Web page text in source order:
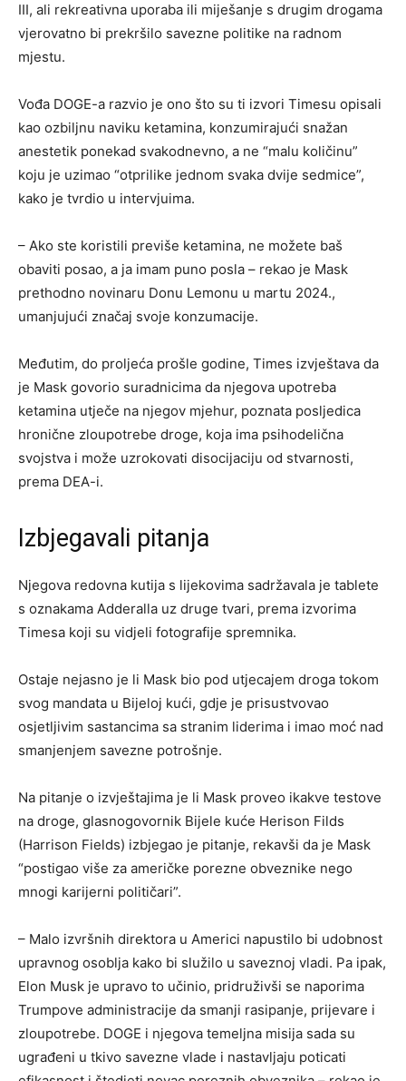
III, ali rekreativna uporaba ili miješanje s drugim drogama
vjerovatno bi prekršilo savezne politike na radnom
mjestu.
Vođa DOGE-a razvio je ono što su ti izvori Timesu opisali
kao ozbiljnu naviku ketamina, konzumirajući snažan
anestetik ponekad svakodnevno, a ne “malu količinu”
koju je uzimao “otprilike jednom svaka dvije sedmice”,
kako je tvrdio u intervjuima.
– Ako ste koristili previše ketamina, ne možete baš
obaviti posao, a ja imam puno posla – rekao je Mask
prethodno novinaru Donu Lemonu u martu 2024.,
umanjujući značaj svoje konzumacije.
Međutim, do proljeća prošle godine, Times izvještava da
je Mask govorio suradnicima da njegova upotreba
ketamina utječe na njegov mjehur, poznata posljedica
hronične zloupotrebe droge, koja ima psihodelična
svojstva i može uzrokovati disocijaciju od stvarnosti,
prema DEA-i.
Izbjegavali pitanja
Njegova redovna kutija s lijekovima sadržavala je tablete
s oznakama Adderalla uz druge tvari, prema izvorima
Timesa koji su vidjeli fotografije spremnika.
Ostaje nejasno je li Mask bio pod utjecajem droga tokom
svog mandata u Bijeloj kući, gdje je prisustvovao
osjetljivim sastancima sa stranim liderima i imao moć nad
smanjenjem savezne potrošnje.
Na pitanje o izvještajima je li Mask proveo ikakve testove
na droge, glasnogovornik Bijele kuće Herison Filds
(Harrison Fields) izbjegao je pitanje, rekavši da je Mask
“postigao više za američke porezne obveznike nego
mnogi karijerni političari”.
– Malo izvršnih direktora u Americi napustilo bi udobnost
upravnog osoblja kako bi služilo u saveznoj vladi. Pa ipak,
Elon Musk je upravo to učinio, pridruživši se naporima
Trumpove administracije da smanji rasipanje, prijevare i
zloupotrebe. DOGE i njegova temeljna misija sada su
ugrađeni u tkivo savezne vlade i nastavljaju poticati